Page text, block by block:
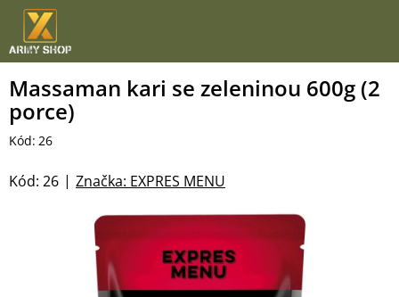
Přejít
obsah
Massaman kari se zeleninou 600g (2
porce)
Kód: 26
Značka: EXPRES MENU
Kód: 26